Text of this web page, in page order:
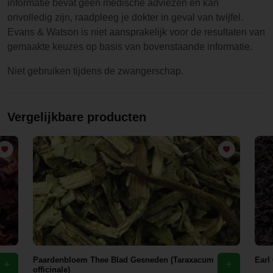
informatie bevat geen medische adviezen en kan
onvolledig zijn, raadpleeg je dokter in geval van twijfel.
Evans & Watson is niet aansprakelijk voor de resultaten van
gemaakte keuzes op basis van bovenstaande informatie.
Niet gebruiken tijdens de zwangerschap.
Vergelijkbare producten
Paardenbloem Thee Blad Gesneden (Taraxacum
officinale)
Earl